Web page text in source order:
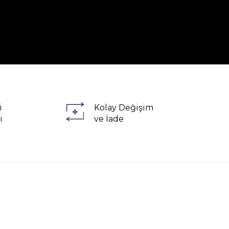
Kolay Değişim
ve İade